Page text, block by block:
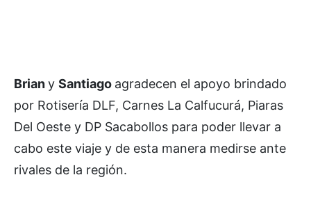
Briany Santiago agradecen el apoyo brindado
por Rotisería DLF, Carnes La Calfucurá, Piaras
Del Oeste y DP Sacabollos para poder llevar a
cabo este viaje y de esta manera medirse ante
rivales de la región.